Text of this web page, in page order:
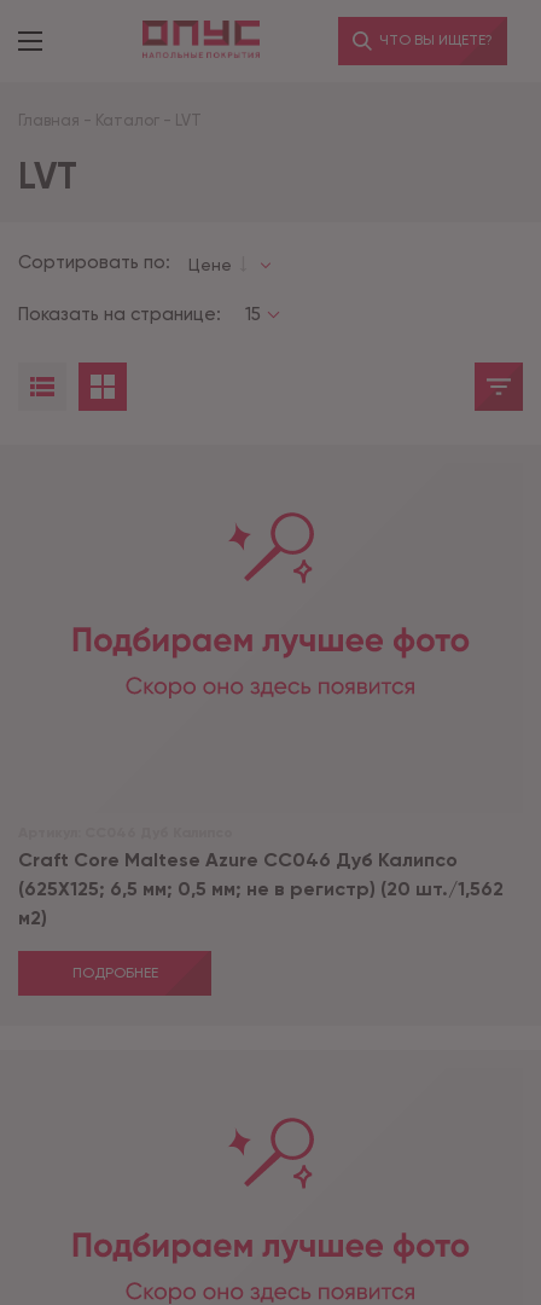
ЧТО ВЫ ИЩЕТЕ?
Главная - Каталог - LVT
LVT
Сортировать по: Цене
Показать на странице: 15
Craft Core Maltese Azurе CC046 Дуб Калипсо
(625X125; 6,5 мм; 0,5 мм; не в регистр) (20 шт./1,562
м2)
ПОДРОБНЕЕ